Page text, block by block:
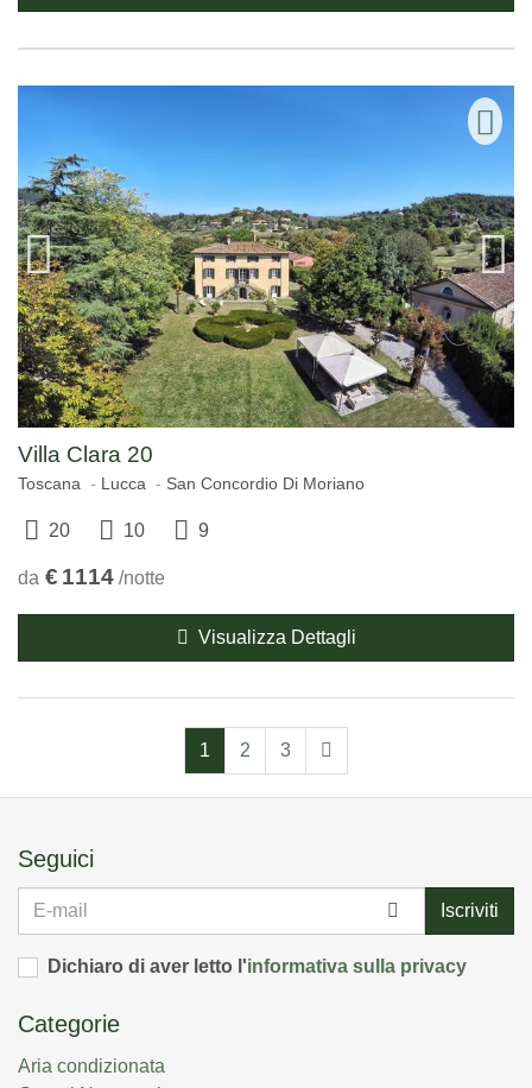
Villa Clara 20
Toscana Lucca San Concordio Di Moriano
20 10 9
da € 1114 /notte
Visualizza Dettagli
1 2 3
Seguici
E-
Iscriviti
Dichiaro di aver letto l'informativa sulla privacy
Categorie
Aria condizionata